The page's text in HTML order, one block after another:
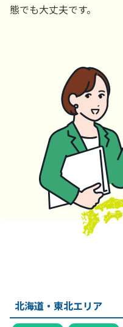
態でも大丈夫です。
北海道・東北エリア